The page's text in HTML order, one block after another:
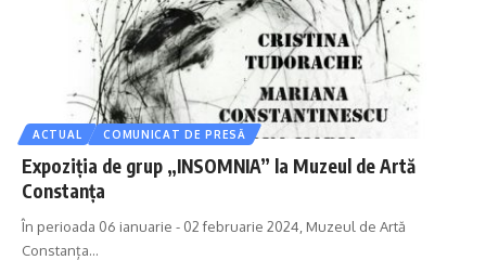
ACTUAL COMUNICAT DE PRESĂ
Expoziția de grup „INSOMNIA” la Muzeul de Artă
Constanța
În perioada 06 ianuarie - 02 februarie 2024, Muzeul de Artă
Constanța…